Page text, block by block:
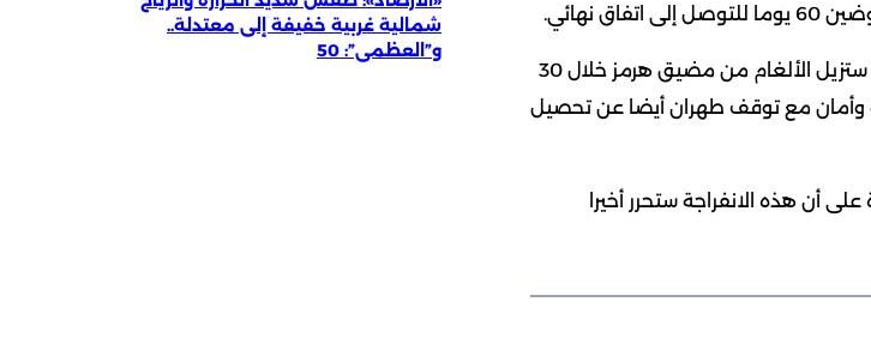
نهائي.
ونقلت صحيفة “نيكي” اليابانية عن ​مصدر دبلوماسي بالشرق الأوسط قوله إن إيران ستزيل الألغام ​من ⁠مضيق هرمز خلال 30
وأمان مع توقف طهران أيضا عن ⁠تحصيل
أن هذه الانفراجة ستحرر أخيرا
شمالية غربية خفيفة إلى معتدلة..
و”العظمى”: 50